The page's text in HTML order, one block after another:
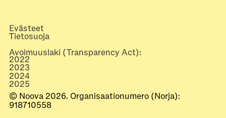
Evästeet
Tietosuoja
© Noova 2026. Organisaationumero (Norja):
918710558
Avoimuuslaki (Transparency Act):
2022
2023
2024
2025